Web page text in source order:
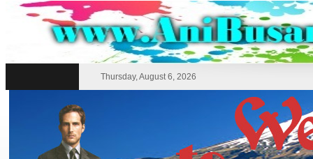
Thursday, August 6, 2026